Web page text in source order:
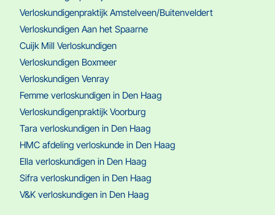
Verloskundigenpraktijk Amstelveen/Buitenveldert
Verloskundigen Aan het Spaarne
Cuijk Mill Verloskundigen
Verloskundigen Boxmeer
Verloskundigen Venray
Femme verloskundigen in Den Haag
Verloskundigenpraktijk Voorburg
Tara verloskundigen in Den Haag
HMC afdeling verloskunde in Den Haag
Ella verloskundigen in Den Haag
Sifra verloskundigen in Den Haag
V&K verloskundigen in Den Haag